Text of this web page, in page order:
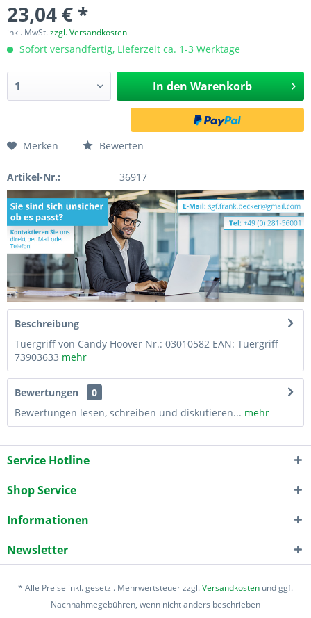
23,04 € *
inkl. MwSt.zzgl. Versandkosten
Sofort versandfertig, Lieferzeit ca. 1-3 Werktage
In den Warenkorb
Merken Bewerten
Artikel-Nr.: 36917
Beschreibung
Tuergriff von Candy Hoover Nr.: 03010582 EAN: Tuergriff
73903633 mehr
Bewertungen
0
Bewertungen lesen, schreiben und diskutieren... mehr
Service Hotline
Shop Service
Informationen
Newsletter
* Alle Preise inkl. gesetzl. Mehrwertsteuer zzgl.Versandkosten und ggf.
Nachnahmegebühren, wenn nicht anders beschrieben